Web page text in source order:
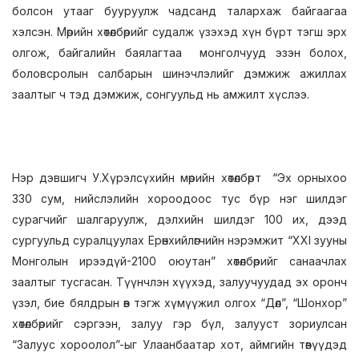
болсон утааг бууруулж чадсанд талархаж байгаагаа
хэлсэн. Мөрийн хөтөлбөрийг судалж үзэхэд хүн бүрт тэгш эрх
олгож, байгалийн баялагтаа монголчууд эзэн болох,
боловсролын салбарын шинэчлэлийг дэмжиж ажиллах
заалтыг ч тэд дэмжиж, сонгуульд нь амжилт хүслээ.
Нэр дэвшигч У.Хүрэлсүхийн мөрийн хөтөлбөрт “Эх орныхоо
330 сум, нийслэлийн хороодоос тус бүр нэг шилдэг
сурагчийг шалгаруулж, дэлхийн шилдэг 100 их, дээд
сургуульд суралцуулах Ерөнхийлөгчийн нэрэмжит “XXI зууны
Монголын ирээдүй-2100 оюутан” хөтөлбөрийг санаачлах
заалтыг тусгасан. Түүнчлэн хүүхэд, залуучуудад эх оронч
үзэл, бие бялдрын өв тэгж хүмүүжил олгох “Дөл”, “Шонхор”
хөтөлбөрийг сэргээн, залуу гэр бүл, залууст зориулсан
“Залуус хороолол”-ыг Улаанбаатар хот, аймгийн төвүүдэд